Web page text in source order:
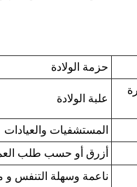
حزمة الولادة
علبة الولادة
المستشفيات والعيادات
أزرق أو حسب طلب
ناعمة وسهلة التنفس و